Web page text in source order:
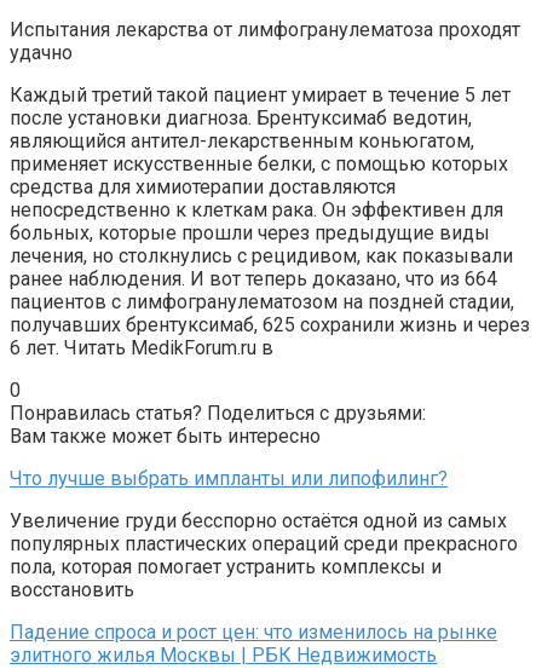
Испытания лекарства от лимфогранулематоза проходят
удачно
Каждый третий такой пациент умирает в течение 5 лет
после установки диагноза. Брентуксимаб ведотин,
являющийся антител-лекарственным коньюгатом,
применяет искусственные белки, с помощью которых
средства для химиотерапии доставляются
непосредственно к клеткам рака. Он эффективен для
больных, которые прошли через предыдущие виды
лечения, но столкнулись с рецидивом, как показывали
ранее наблюдения. И вот теперь доказано, что из 664
пациентов с лимфогранулематозом на поздней стадии,
получавших брентуксимаб, 625 сохранили жизнь и через
6 лет. Читать MedikForum.ru в
0
Понравилась статья? Поделиться с друзьями:
Вам также может быть интересно
Что лучше выбрать импланты или липофилинг?
Увеличение груди бесспорно остаётся одной из самых
популярных пластических операций среди прекрасного
пола, которая помогает устранить комплексы и
восстановить
Падение спроса и рост цен: что изменилось на рынке
элитного жилья Москвы | РБК Недвижимость